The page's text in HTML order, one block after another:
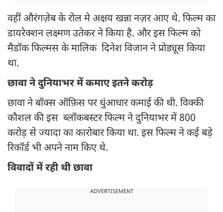
वहीं औरंगज़ेब के रोल मे अक्षय खन्ना नज़र आए थे. फिल्म का
डायरेक्शन लक्ष्मण उतेकर ने किया है. और इस फिल्म को
मैडॉक फिल्मस के मालिक दिनेश विजान ने प्रोड्यूस किया
था.
छावा ने दुनियाभर में कमाए इतने करोड़
छावा ने बॉक्स ऑफ़िस पर धुंआधार कमाई की थी. विक्की
कौशल की इस ब्लॉकबस्टर फिल्म ने दुनियाभर में 800
करोड़ से ज्यादा का कारोबार किया था. इस फिल्म ने कई बड़े
रिकॉर्ड भी अपने नाम किए थे.
विवादों में रही थी छावा
ADVERTISEMENT